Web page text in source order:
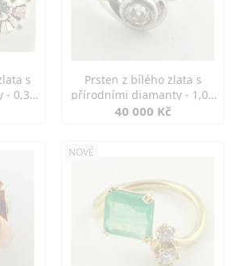
s
- 0,30
Prsten z bílého zlata s
přírodními diamanty - 1,00
ct
40 000 Kč
NOVÉ